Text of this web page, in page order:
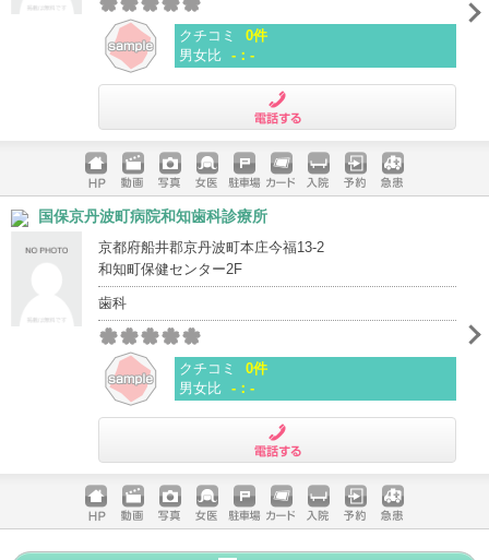
クチコミ
0件
男女比 -：-
ホームペ
ージ
動画 写真 女医 駐車場
クレジッ
入院 予約 急患
国保京丹波町病院和知歯科診療所
京都府船井郡京丹波町本庄今福13-2
和知町保健センター2F
歯科
クチコミ
0件
男女比 -：-
ホームペ
ージ
動画 写真 女医 駐車場
クレジッ
トカード
入院 予約 急患